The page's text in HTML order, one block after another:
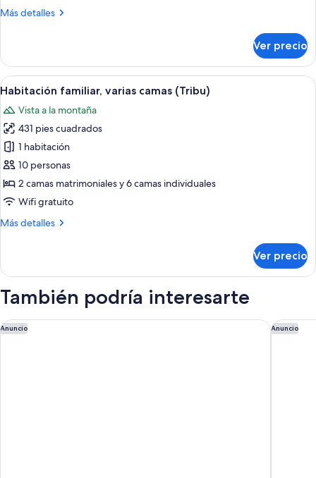
Más detalles
Más
(Altitude)
Ver precio
Abrir
todas
las
fotos
de
Habitación
familiar,
varias
(Tribu)
Interior rústico de una cabaña de
7
Habitación familiar, varias camas (Tribu)
Vista a la montaña
431 pies cuadrados
1 habitación
10 personas
2 camas matrimoniales y 6 camas individuales
Wifi gratuito
Más detalles
Más
familiar,
camas
Ver precio
También podría interesarte
Anuncio
Auberge du Manoir Anuncio
Le M de